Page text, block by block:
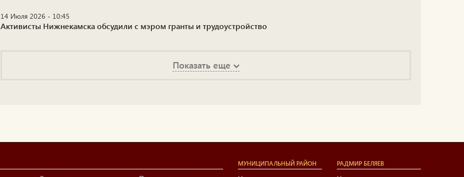
14 Июля 2026 - 10:45
Активисты Нижнекамска обсудили с мэром гранты и трудоустройство
Показать еще
МУНИЦИПАЛЬНЫЙ РАЙОН РАДМИР БЕЛЯЕВ